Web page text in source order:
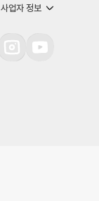
업자 정보